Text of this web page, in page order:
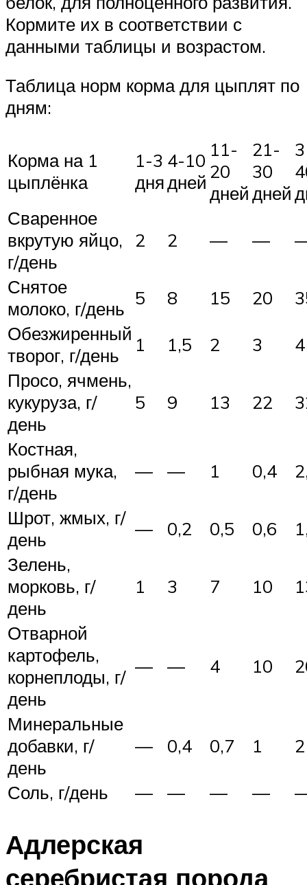
Кормите их в соответствии с
данными таблицы и возрастом.
Таблица норм корма для цыплят по
дням:
Корма на 1
цыплёнка
1-3
дня
4-10
дней
11-
20
дней
21-
30
дней
Сваренное
вкрутую яйцо,
г/день
2 2 — —
Снятое
молоко, г/день 5 8 15 20
Обезжиренный
творог, г/день
1 1,5 2 3
4
Просо, ячмень,
кукуруза, г/
день
5 9 13 22
Костная,
рыбная мука,
г/день
— — 1 0,4
Шрот, жмых, г/
день
— 0,2 0,5 0,6
Зелень,
морковь, г/
день
1 3 7 10
Отварной
картофель,
корнеплоды, г/
день
— — 4 10
Минеральные
добавки, г/
день
— 0,4 0,7 1 2
Соль, г/день — — — —
Адлерская
серебристая порода